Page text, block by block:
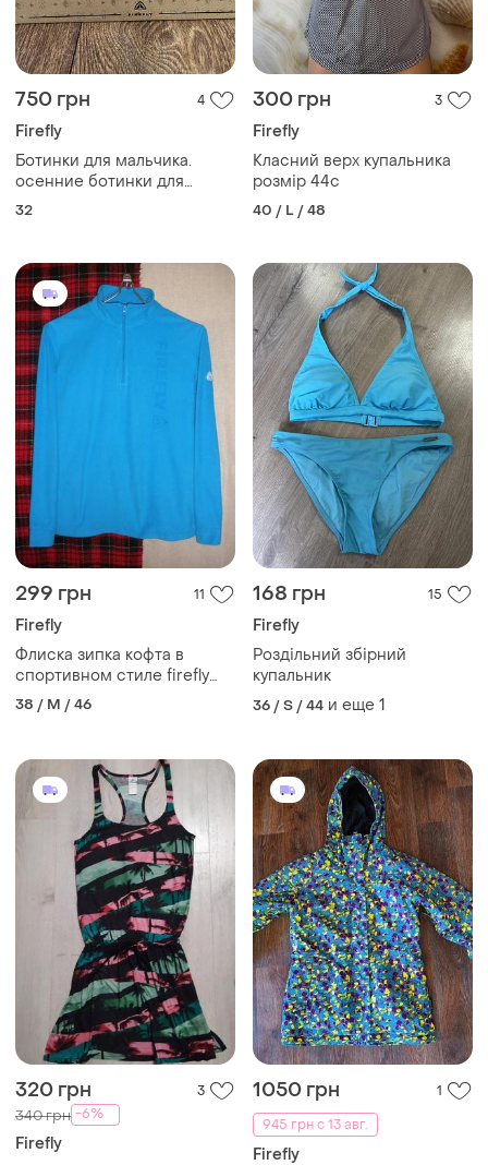
750 грн 4
Firefly
Ботинки для мальчика.
осенние ботинки для
мальчиков. ботинки на
детские ботинки для
мальчика.
32
300 грн 3
Firefly
Класний верх купальника
розмір 44с
40 / L / 48
299 грн 11
Firefly
Флиска зипка кофта в
спортивном стиле firefly
тонкого флиса длинный
рукав
38 / M / 46
168 грн 15
Firefly
Роздільний збірний
купальник
36 / S / 44 и еще 1
320 грн 3
340 грн -6%
Firefly
1050 грн
1
945 грн с 13 авг.
Firefly